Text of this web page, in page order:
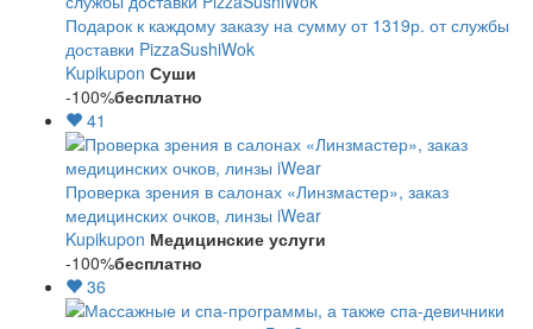
Подарок к каждому заказу на сумму от 1319р. от службы
доставки PizzaSushiWok
Kupikupon Суши
-100%бесплатно
41
Проверка зрения в салонах «Линзмастер», заказ
медицинских очков, линзы iWear
Kupikupon Медицинские услуги
-100%бесплатно
36